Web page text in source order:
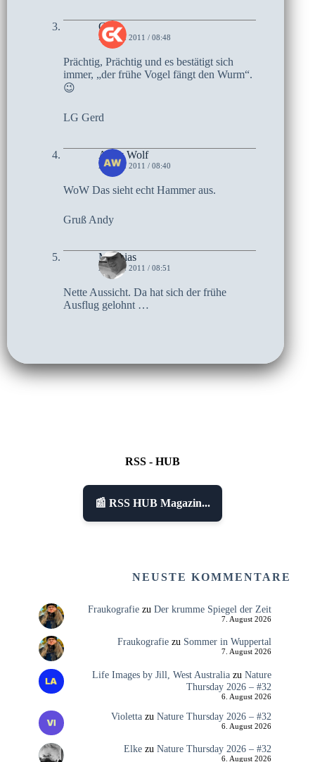
Gerd
25. MAI 2011 / 08:48
Prächtig, Prächtig und es bestätigt sich
immer, „der frühe Vogel fängt den Wurm“.
😉
LG Gerd
Andy Wolf
24. MAI 2011 / 08:40
WoW Das sieht echt Hammer aus.
Gruß Andy
Matthias
23. MAI 2011 / 08:51
Nette Aussicht. Da hat sich der frühe
Ausflug gelohnt …
RSS - HUB
📰 RSS HUB Magazin...
NEUSTE KOMMENTARE
Fraukografiezu Der krumme Spiegel der Zeit
7. August 2026
Fraukografiezu Sommer in Wuppertal
7. August 2026
Life Images by Jill, West Australiazu Nature
Thursday 2026 – #32
6. August 2026
Violettazu Nature Thursday 2026 – #32
6. August 2026
Elkezu Nature Thursday 2026 – #32
6. August 2026